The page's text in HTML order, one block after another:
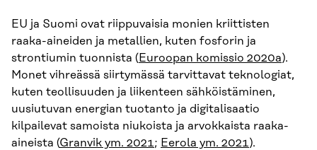
EU ja Suomi ovat riippuvaisia monien kriittisten
raaka-aineiden ja metallien, kuten fosforin ja
strontiumin tuonnista (Euroopan komissio 2020a).
Monet vihreässä siirtymässä tarvittavat teknologiat,
kuten teollisuuden ja liikenteen sähköistäminen,
uusiutuvan energian tuotanto ja digitalisaatio
kilpailevat samoista niukoista ja arvokkaista raaka-
aineista (Granvik ym. 2021; Eerola ym. 2021).